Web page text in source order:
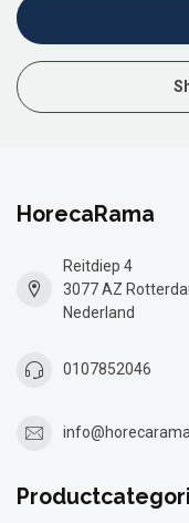
HorecaRama
Reitdiep 4
3077 AZ
Nederland
0107852046